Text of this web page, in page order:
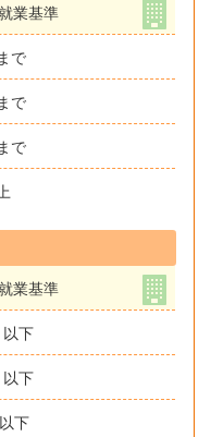
業基準
で
で
で
業基準
下
下
下